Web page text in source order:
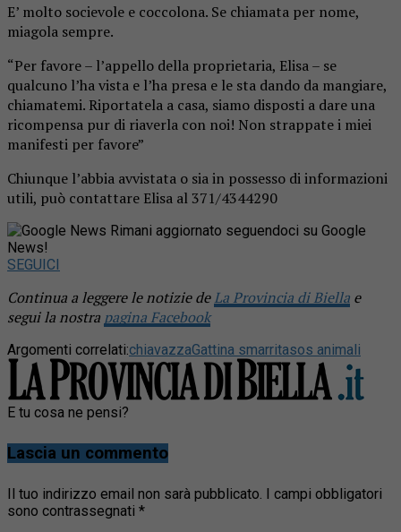
E’ molto socievole e coccolona. Se chiamata per nome,
miagola sempre.
“Per favore – l’appello della proprietaria, Elisa – se
qualcuno l’ha vista e l’ha presa e le sta dando da mangiare,
chiamatemi. Riportatela a casa, siamo disposti a dare una
ricompensa pur di riaverla con noi! Non strappate i miei
manifesti per favore”
Chiunque l’abbia avvistata o sia in possesso di informazioni
utili, può contattare Elisa al 371/4344290
Rimani aggiornato seguendoci su Google
News!
SEGUICI
Continua a leggere le notizie deLa Provincia di Biella e
segui la nostra pagina Facebook
Argomenti correlati:chiavazzaGattina smarritasos animali
E tu cosa ne pensi?
Lascia un commento
Il tuo indirizzo email non sarà pubblicato. I campi obbligatori
sono contrassegnati *